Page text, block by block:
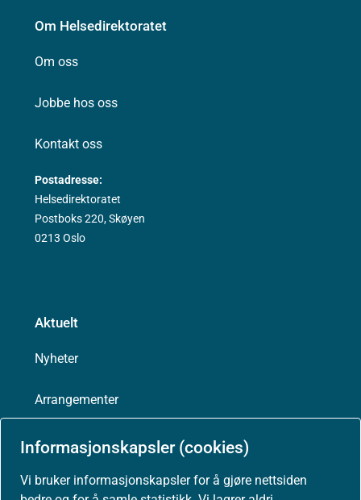
Informasjonskapsler (cookies)
Vi bruker informasjonskapsler for å gjøre nettsiden
Om Helsedirektoratet
Om oss
Jobbe hos oss
Kontakt oss
Postadresse:
Helsedirektoratet
Postboks 220, Skøyen
0213 Oslo
Aktuelt
Nyheter
Arrangementer
Høringer
Presse